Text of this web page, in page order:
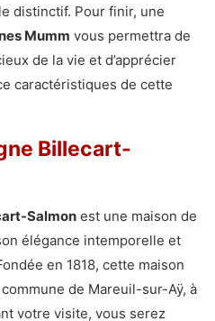
distinctif. Pour finir, une
Mumm vous permettra de
de la vie et d’apprécier
caractéristiques de cette
Billecart-
Salmon est une maison de
élégance intemporelle et
en 1818, cette maison
de Mareuil-sur-Aÿ, à
votre visite, vous serez